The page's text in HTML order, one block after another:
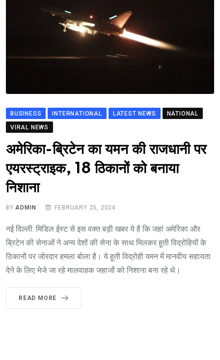
BUSINESS INTERNATIONAL LATEST NEWS
NATIONAL
VIRAL NEWS
अमेरिका-ब्रिटेन का यमन की राजधानी पर
एयरस्ट्राइक, 18 ठिकानों को बनाया
निशाना
BYADMIN FEBRUARY 25, 2024
नई दिल्ली: मिडिल ईस्ट से इस वक्त बड़ी खबर ये है कि जहां अमेरिका और
ब्रिटेन की सेनाओं ने अन्य देशों की सेना के साथ मिलकर हूती विद्रोहियों के
ठिकानों पर जोरदार हमला बोला है। ये हूती विद्रोही यमन में मानवीय सहायता
देने के लिए भेजे जा रहे मालवाहक जहाजों को निशाना बना रहे थे।
READ MORE